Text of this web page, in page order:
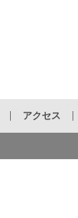
アクセス